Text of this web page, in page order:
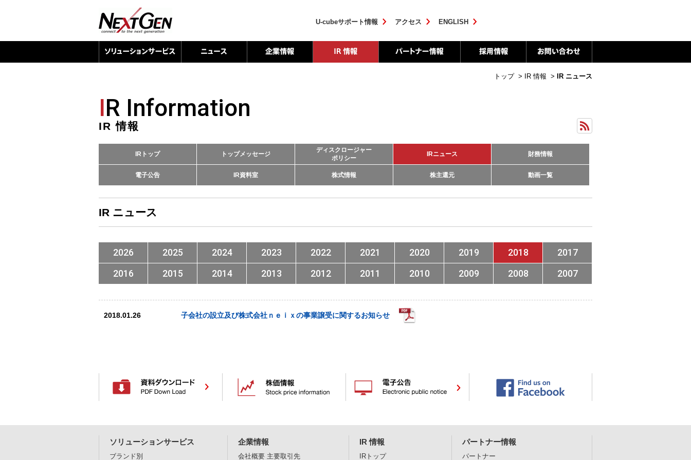
U-cubeサポート情報 アクセス ENGLISH
トップ > IR 情報 > IR ニュース
IR Information
IR 情報
IRトップ トップメッセージ
ディスクロージャー
ポリシー
IRニュース 財務情報
電子公告 IR資料室 株式情報 株主還元 動画一覧
IR ニュース
2026 2025 2024 2023 2022 2021 2020 2019 2018
2017
2016
2015 2014 2013 2012 2011 2010 2009 2008 2007
2018.01.26 子会社の設立及び株式会社ｎｅｉｘの事業譲受に関するお知らせ
ソリューションサービス
ブランド別
企業情報
会社概要 主要取引先
IR 情報
IRトップ
パートナー情報
パートナー